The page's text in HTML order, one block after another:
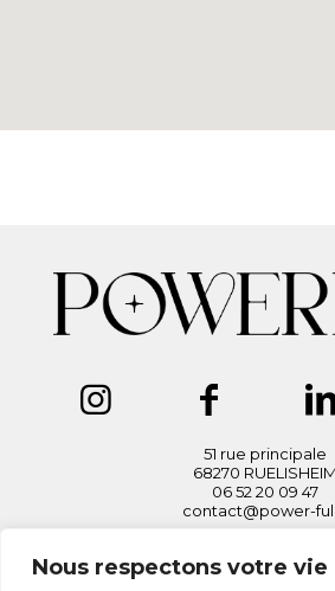
Nous respectons votre vie
51 rue principale
68270 RUELISHEIM
06 52 20 09 47
contact@power-
L'institut